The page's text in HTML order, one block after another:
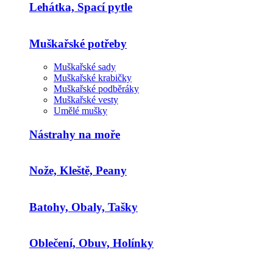
Lehátka, Spací pytle
Muškařské potřeby
Muškařské sady
Muškařské krabičky
Muškařské podběráky
Muškařské vesty
Umělé mušky
Nástrahy na moře
Nože, Kleště, Peany
Batohy, Obaly, Tašky
Oblečení, Obuv, Holínky